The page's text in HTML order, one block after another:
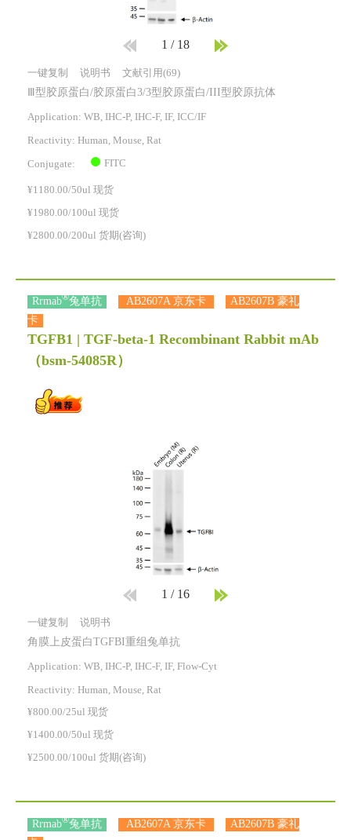
1 / 18
一键复制 说明书 文献引用(69)
Ⅲ型胶原蛋白/胶原蛋白3/3型胶原蛋白/III型胶原抗体
Application: WB, IHC-P, IHC-F, IF, ICC/IF
Reactivity: Human, Mouse, Rat
Conjugate: FITC
¥1180.00/50ul 现货
¥1980.00/100ul 现货
¥2800.00/200ul 货期(咨询)
Rrmab®兔单抗 AB2607A 京东卡
AB2607B 豪礼
卡
TGFB1 | TGF-beta-1 Recombinant Rabbit mAb
（bsm-54085R）
1 / 16
一键复制 说明书
角膜上皮蛋白TGFBI重组兔单抗
Application: WB, IHC-P, IHC-F, IF, Flow-Cyt
Reactivity: Human, Mouse, Rat
¥800.00/25ul 现货
¥1400.00/50ul 现货
¥2500.00/100ul 货期(咨询)
Rrmab®兔单抗 AB2607A 京东卡
AB2607B 豪礼